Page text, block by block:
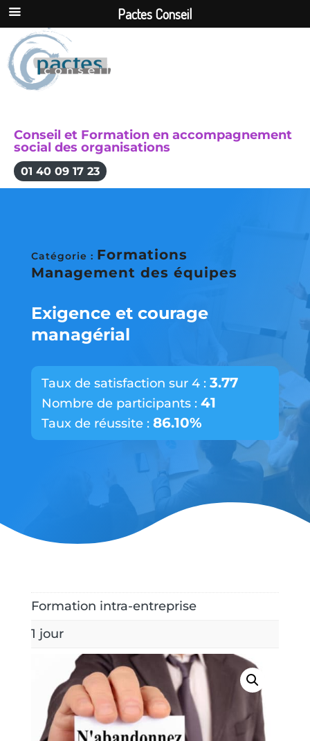
Conseil et Formation en accompagnement
social des organisations
01 40 09 17 23
Catégorie : Formations
Management des équipes
Exigence et courage
managérial
Taux de satisfaction sur 4 : 3.77
Nombre de participants : 41
Taux de réussite : 86.10%
Formation intra-entreprise
1 jour
Nous contacter
Pactes Conseil